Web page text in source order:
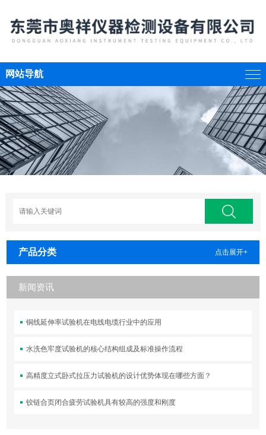
网站导航
产品分类 点击展开+
新闻资讯
铜线延伸率试验机在电线电缆行业中的应用
水洗色牢度试验机的核心结构组成及标准操作流程
高精度立式卧式拉压力试验机的设计优势体现在哪些方面？
铰链合页闭合疲劳试验机具有较高的强度和刚度